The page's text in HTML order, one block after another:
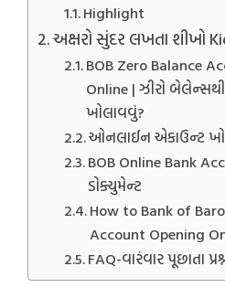
Highlight
અક્ષરો સુંદર લખતા શીખો
BOB Zero Balance
Online | ઝીરો
ખોલાવવું?
ઓનલાઈન એકાઉન્‍ટ
BOB Online Bank
ડોક્યુમેન્‍ટ
How to Bank of
Account Opening
FAQ-વારંવાર પૂછાતા